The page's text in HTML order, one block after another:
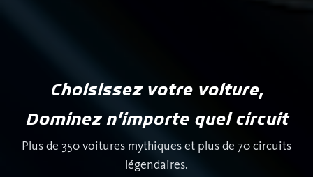
Choisissez votre voiture,
Dominez n’importe quel circuit
Plus de 350 voitures mythiques et plus de 70 circuits
légendaires.